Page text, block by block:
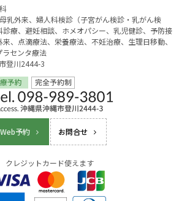
乳外来、婦人科検診（子宮がん検診・乳がん検
療、避妊相談、ホメオパシー、乳児健診、予防接
、点滴療法、栄養療法、不妊治療、生理日移動、
ラセンタ療法
登川2444-3
Web予約 お問合せ
クレジットカード使えます